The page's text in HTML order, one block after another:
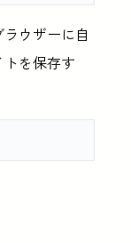
ウザーに自
を保存す